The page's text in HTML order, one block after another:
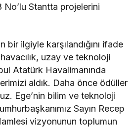
No’lu Stantta projelerini
ilgiyle karşılandığını ifade
uzay ve teknoloji
Atatürk Havalimanında
aldık. Daha önce ödüller
Ege’nin bilim ve teknoloji
Sayın Recep
vizyonunun toplumun